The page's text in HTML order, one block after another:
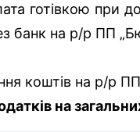
готівкою при
банк на р/р ПП
коштів на р/р
на